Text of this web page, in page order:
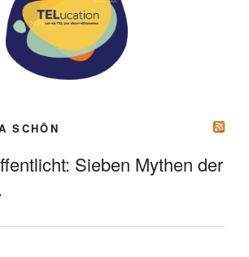
SCHÖN
Sieben Mythen der